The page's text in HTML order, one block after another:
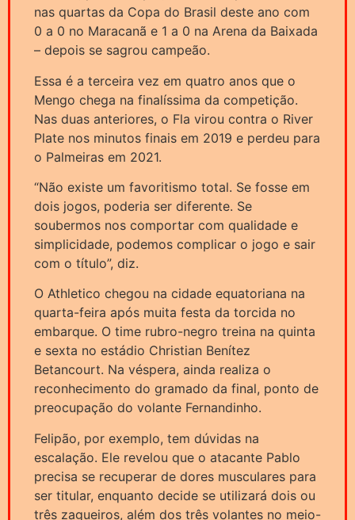
nas quartas da Copa do Brasil deste ano com
0 a 0 no Maracanã e 1 a 0 na Arena da Baixada
– depois se sagrou campeão.
Essa é a terceira vez em quatro anos que o
Mengo chega na finalíssima da competição.
Nas duas anteriores, o Fla virou contra o River
Plate nos minutos finais em 2019 e perdeu para
o Palmeiras em 2021.
“Não existe um favoritismo total. Se fosse em
dois jogos, poderia ser diferente. Se
soubermos nos comportar com qualidade e
simplicidade, podemos complicar o jogo e sair
com o título”, diz.
O Athletico chegou na cidade equatoriana na
quarta-feira após muita festa da torcida no
embarque. O time rubro-negro treina na quinta
e sexta no estádio Christian Benítez
Betancourt. Na véspera, ainda realiza o
reconhecimento do gramado da final, ponto de
preocupação do volante Fernandinho.
Felipão, por exemplo, tem dúvidas na
escalação. Ele revelou que o atacante Pablo
precisa se recuperar de dores musculares para
ser titular, enquanto decide se utilizará dois ou
três zagueiros, além dos três volantes no meio-